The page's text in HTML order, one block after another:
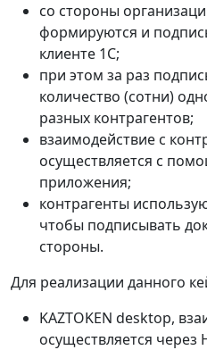
со стороны
формируются и
клиенте 1С;
при этом за раз
количество (сотни)
разных контрагентов;
взаимодействие с
осуществляется с
приложения;
контрагенты
чтобы подписывать
стороны.
Для реализации данного
KAZTOKEN desktop,
осуществляется через